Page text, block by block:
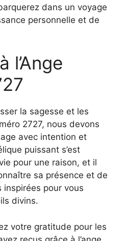
dans un voyage
personnelle et de
l’Ange
la sagesse et les
2727, nous devons
avec intention et
puissant s’est
pour une raison, et il
sa présence et de
inspirées pour vous
divins.
votre gratitude pour les